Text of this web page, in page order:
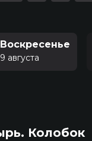
Воскресенье
9 августа
Колобок